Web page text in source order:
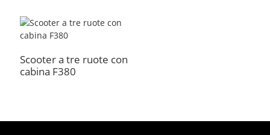
Scooter a tre ruote con
cabina F380